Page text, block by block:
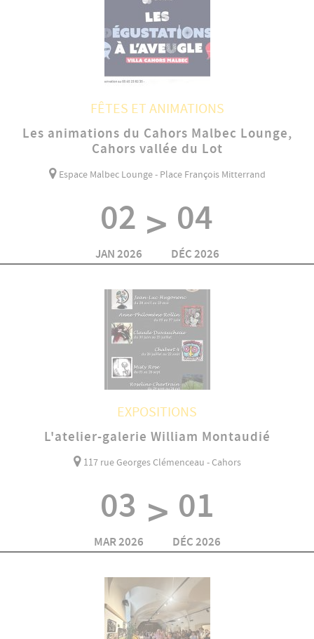
FÊTES ET ANIMATIONS
Les animations du Cahors Malbec Lounge,
Cahors vallée du Lot
Espace Malbec Lounge - Place François Mitterrand
02
JAN 2026 > 04
DÉC 2026
EXPOSITIONS
L'atelier-galerie William Montaudié
117 rue Georges Clémenceau - Cahors
03
MAR 2026 > 01
DÉC 2026